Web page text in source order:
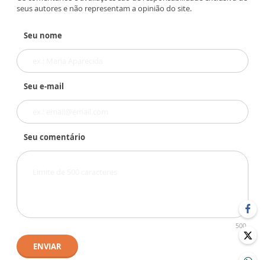
seus autores e não representam a opinião do site.
Seu nome
Seu e-mail
Seu comentário
500
ENVIAR